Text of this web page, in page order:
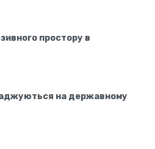
простору в
на державному